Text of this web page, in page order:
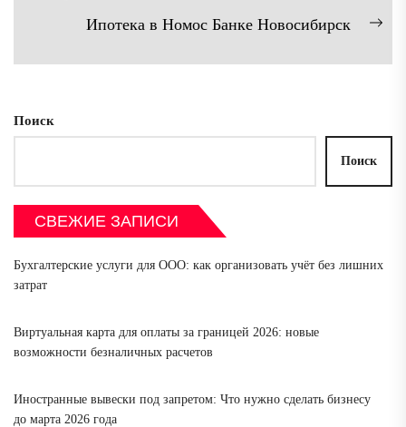
записямИпотека в Номос Банке Новосибирск
Поиск
Поиск
СВЕЖИЕ ЗАПИСИ
Бухгалтерские услуги для ООО: как организовать учёт без лишних
затрат
Виртуальная карта для оплаты за границей 2026: новые
возможности безналичных расчетов
Иностранные вывески под запретом: Что нужно сделать бизнесу
до марта 2026 года